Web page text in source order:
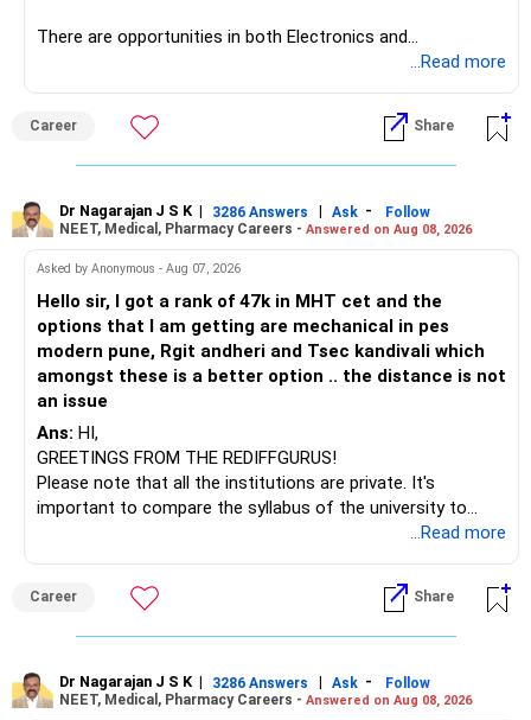
There are opportunities in both Electronics and
Telecommunications (EnTC) and Information Technology
than IT. The choice is yours. Given that the field is
constantly evolving, you must be ready to accept various
challenges after graduation. Additionally, consider pursuing
to enhance your job prospects.
BEST WISHES.
...Read more
Career Share
Dr Nagarajan J S K | 3286 Answers | Ask -
Follow
NEET, Medical, Pharmacy Careers - Answered on Aug 08, 2026
Asked by Anonymous - Aug 07, 2026
Hello sir, I got a rank of 47k in MHT cet and the
options that I am getting are mechanical in pes
modern pune, Rgit andheri and Tsec kandivali which
amongst these is a better option .. the distance is not
an issue
Ans: HI,
GREETINGS FROM THE REDIFFGURUS!
Please note that all the institutions are private. It's
important to compare the syllabus of the university to
which the institution is affiliated. Typically, the university's
institution's name. Start by reviewing the syllabus, then look
at the faculty (especially the turnover rate) and the
infrastructure, like the mechanical labs, which are crucial.
After the second year of your course, consider taking an
...Read more
Career Share
Dr Nagarajan J S K | 3286 Answers | Ask -
Follow
NEET, Medical, Pharmacy Careers - Answered on Aug 08, 2026